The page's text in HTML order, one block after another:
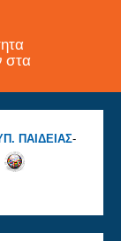
στα
ΠΑΙΔΕΙΑΣ-